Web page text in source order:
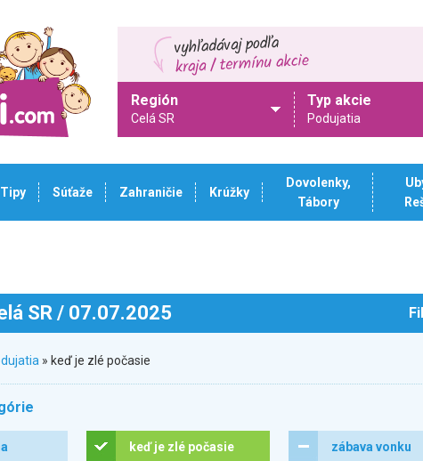
Región
Celá SR
Typ akcie
Podujatia
Tipy Súťaže Zahraničie Krúžky
Dovolenky,
Tábory
SR / 07.07.2025
» keď je zlé počasie
keď je zlé počasie zábava vonku